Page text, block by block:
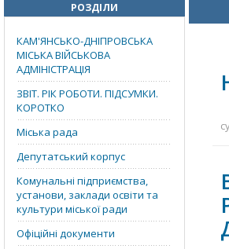
РОЗДІЛИ
КАМ'ЯНСЬКО-ДНІПРОВСЬКА
МІСЬКА ВІЙСЬКОВА
АДМІНІСТРАЦІЯ
ЗВІТ. РІК РОБОТИ. ПІДСУМКИ.
КОРОТКО
Міська рада
Депутатський корпус
Комунальні підприємства,
установи, заклади освіти та
культури міської ради
Офіційні документи